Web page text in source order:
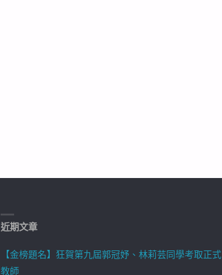
近期文章
【金榜題名】狂賀第九屆郭冠妤、林莉芸同學考取正式
教師